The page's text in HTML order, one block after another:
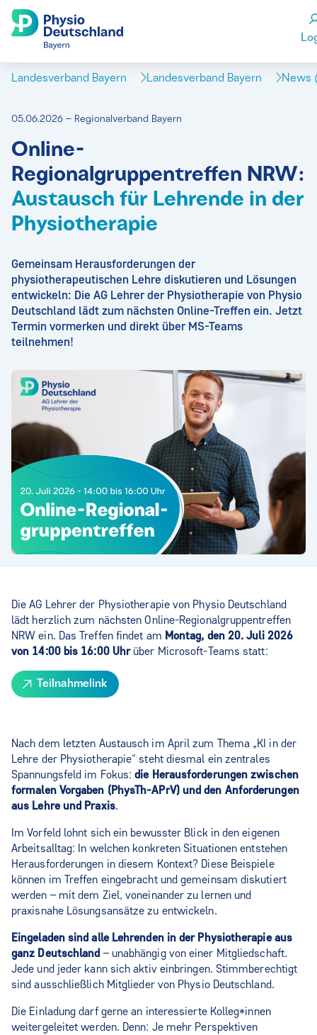
Landesverband Bayern Landesverband Bayern News
05.06.2026 – Regionalverband Bayern
Online-
Regionalgruppentreffen NRW:
Austausch für Lehrende in der
Physiotherapie
Gemeinsam Herausforderungen der
physiotherapeutischen Lehre diskutieren und Lösungen
entwickeln: Die AG Lehrer der Physiotherapie von Physio
Deutschland lädt zum nächsten Online-Treffen ein. Jetzt
Termin vormerken und direkt über MS-Teams
teilnehmen!
Die AG Lehrer der Physiotherapie von Physio Deutschland
lädt herzlich zum nächsten Online-Regionalgruppentreffen
NRW ein. Das Treffen findet am Montag, den 20. Juli 2026
von 14:00 bis 16:00 Uhrüber Microsoft-Teams statt:
Teilnahmelink
Nach dem letzten Austausch im April zum Thema „KI in der
Lehre der Physiotherapie“ steht diesmal ein zentrales
Spannungsfeld im Fokus:die Herausforderungen zwischen
formalen Vorgaben (PhysTh-APrV) und den Anforderungen
aus Lehre und Praxis.
Im Vorfeld lohnt sich ein bewusster Blick in den eigenen
Arbeitsalltag: In welchen konkreten Situationen entstehen
Herausforderungen in diesem Kontext? Diese Beispiele
können im Treffen eingebracht und gemeinsam diskutiert
werden – mit dem Ziel, voneinander zu lernen und
praxisnahe Lösungsansätze zu entwickeln.
Eingeladen sind alle Lehrenden in der Physiotherapie aus
ganz Deutschland – unabhängig von einer Mitgliedschaft.
Jede und jeder kann sich aktiv einbringen. Stimmberechtigt
sind ausschließlich Mitglieder von Physio Deutschland.
Die Einladung darf gerne an interessierte Kolleg*innen
weitergeleitet werden. Denn: Je mehr Perspektiven